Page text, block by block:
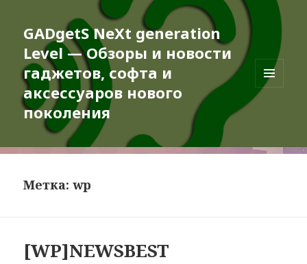
GADgetS NeXt generation
Level — Обзоры и новости
гаджетов, софта и
аксессуаров нового
поколения
МЕНЮ
Метка:wp
[WP]NEWSBEST